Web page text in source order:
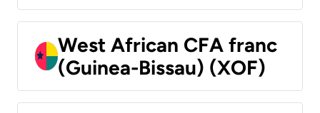
West African CFA franc
(Guinea-Bissau) (XOF)